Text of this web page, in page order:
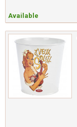
Available